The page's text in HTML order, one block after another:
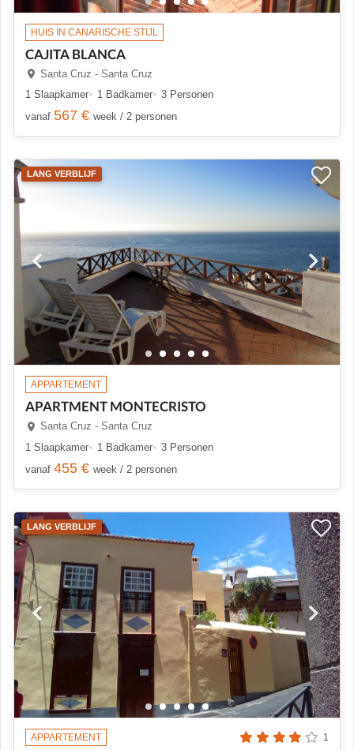
HUIS IN CANARISCHE STIJL
CAJITA BLANCA
Santa Cruz - Santa Cruz
1 Slaapkamer
1 Badkamer
3 Personen
vanaf 567 € week / 2 personen
LANG VERBLIJF
APPARTEMENT
APARTMENT MONTECRISTO
Santa Cruz - Santa Cruz
1 Slaapkamer
1 Badkamer
3 Personen
vanaf 455 € week / 2 personen
LANG VERBLIJF
APPARTEMENT 1